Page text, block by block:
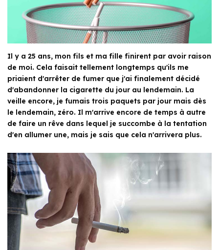
Il y a 25 ans, mon fils et ma fille finirent par avoir raison
de moi. Cela faisait tellement longtemps qu'ils me
priaient d'arrêter de fumer que j'ai finalement décidé
d'abandonner la cigarette du jour au lendemain. La
veille encore, je fumais trois paquets par jour mais dès
le lendemain, zéro. Il m'arrive encore de temps à autre
de faire un rêve dans lequel je succombe à la tentation
d'en allumer une, mais je sais que cela n'arrivera plus.